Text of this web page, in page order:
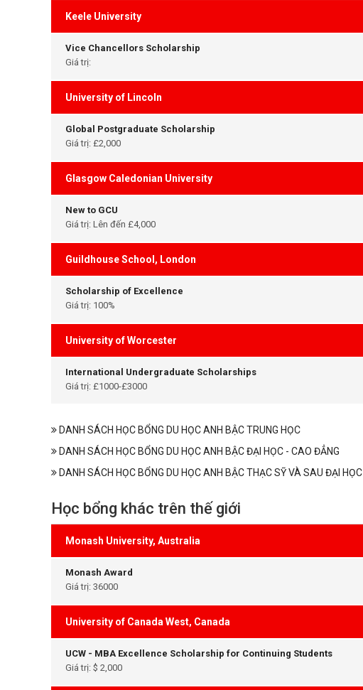
Keele University
Vice Chancellors Scholarship
Giá trị:
University of Lincoln
Global Postgraduate Scholarship
Giá trị: £2,000
Glasgow Caledonian University
New to GCU
Giá trị: Lên đến £4,000
Guildhouse School, London
Scholarship of Excellence
Giá trị: 100%
University of Worcester
International Undergraduate Scholarships
Giá trị: £1000-£3000
DANH SÁCH HỌC BỔNG DU HỌC ANH BẬC TRUNG HỌC
DANH SÁCH HỌC BỔNG DU HỌC ANH BẬC ĐẠI HỌC - CAO ĐẲNG
DANH SÁCH HỌC BỔNG DU HỌC ANH BẬC THẠC SỸ VÀ SAU ĐẠI HỌC
Học bổng khác trên thế giới
Monash University, Australia
Monash Award
Giá trị: 36000
University of Canada West, Canada
UCW - MBA Excellence Scholarship for Continuing Students
Giá trị: $ 2,000